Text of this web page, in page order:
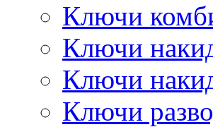
Ключи
Ключи
Ключи
Ключи